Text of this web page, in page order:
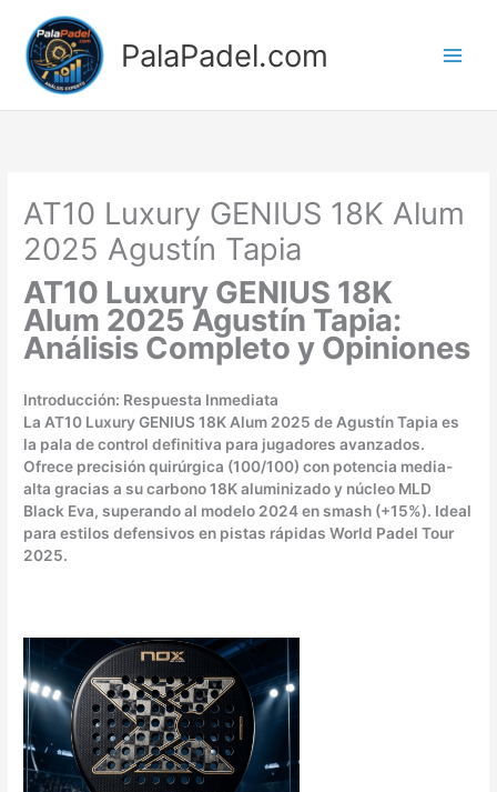
contenido
PalaPadel.com
AT10 Luxury GENIUS 18K Alum
2025 Agustín Tapia
AT10 Luxury GENIUS 18K
Alum 2025 Agustín Tapia:
Análisis Completo y Opiniones
Introducción: Respuesta Inmediata
La AT10 Luxury GENIUS 18K Alum 2025 de Agustín Tapia es
la pala de control definitiva para jugadores avanzados.
Ofrece precisión quirúrgica (100/100) con potencia media-
alta gracias a su carbono 18K aluminizado y núcleo MLD
Black Eva, superando al modelo 2024 en smash (+15%). Ideal
para estilos defensivos en pistas rápidas World Padel Tour
2025.